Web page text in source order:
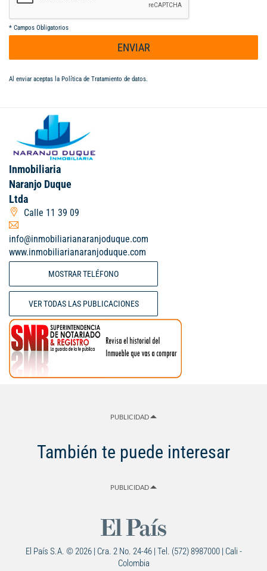
* Campos Obligatorios
ENVIAR
Al enviar aceptas la Política de Tratamiento de datos.
Inmobiliaria
Naranjo Duque
Ltda
Calle 11 39 09
info@inmobiliarianaranjoduque.com
www.inmobiliarianaranjoduque.com
MOSTRAR TELÉFONO
VER TODAS LAS PUBLICACIONES
PUBLICIDAD
También te puede interesar
PUBLICIDAD
El País S.A. © 2026 | Cra. 2 No. 24-46 | Tel. (572) 8987000 | Cali -
Colombia